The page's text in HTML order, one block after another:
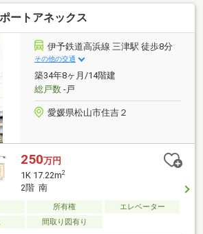
スが充実しており、家族の荷物もすっき
部屋を広く使えます。・小型犬や猫を計
できるため、大好きなパートナーと一緒
を始められます。駐車場は引継ぎなし、
す。１台無料です。ペット飼育の場合は
００円／月要。
ートアネックス
伊予鉄道高浜線 三津駅 徒歩8分
その他の交通
築34年8ヶ月/14階建
総戸数-戸
愛媛県松山市住吉２
250万円
1K 17.22m2
2階 南
所有権
エレベーター
間取り図有り